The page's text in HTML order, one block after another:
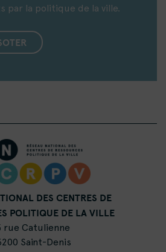
par la politique de la ville.
DES CENTRES DE
POLITIQUE DE LA VILLE
rue Catulienne
Saint-Denis